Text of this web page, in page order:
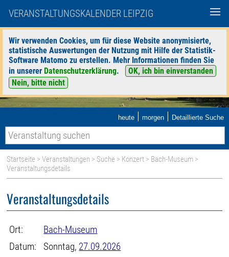
VERANSTALTUNGSKALENDER LEIPZIG
Wir verwenden Cookies, um für diese Website anonymisierte,
statistische Auswertungen der Nutzung mit Hilfe der Statistik-
Software Matomo zu erstellen. Mehr Informationen finden Sie
in unserer Datenschutzerklärung.
OK, ich bin einverstanden
Nein, bitte nicht
heute | morgen | Detaillierte Suche
Startseite >Veranstaltungen > Suche > Konzert > Bach-Museum >
Veranstaltungsdetails
Veranstaltungsdetails
Ort:
Bach-Museum
Datum:
Sonntag, 27.09.2026